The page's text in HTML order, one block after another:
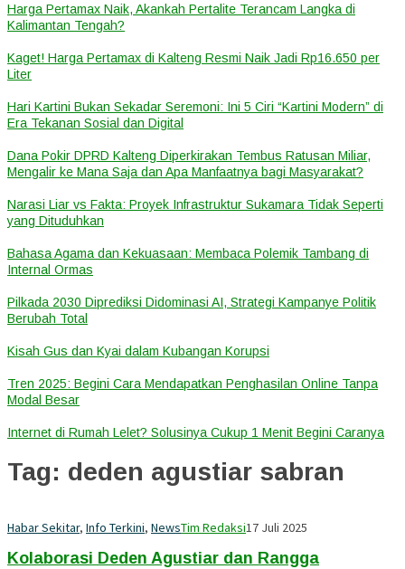
Harga Pertamax Naik, Akankah Pertalite Terancam Langka di
Kalimantan Tengah?
Kaget! Harga Pertamax di Kalteng Resmi Naik Jadi Rp16.650 per
Liter
Hari Kartini Bukan Sekadar Seremoni: Ini 5 Ciri “Kartini Modern” di
Era Tekanan Sosial dan Digital
Dana Pokir DPRD Kalteng Diperkirakan Tembus Ratusan Miliar,
Mengalir ke Mana Saja dan Apa Manfaatnya bagi Masyarakat?
Narasi Liar vs Fakta: Proyek Infrastruktur Sukamara Tidak Seperti
yang Dituduhkan
Bahasa Agama dan Kekuasaan: Membaca Polemik Tambang di
Internal Ormas
Pilkada 2030 Diprediksi Didominasi AI, Strategi Kampanye Politik
Berubah Total
Kisah Gus dan Kyai dalam Kubangan Korupsi
Tren 2025: Begini Cara Mendapatkan Penghasilan Online Tanpa
Modal Besar
Internet di Rumah Lelet? Solusinya Cukup 1 Menit Begini Caranya
Tag: deden agustiar sabran
Habar Sekitar, Info Terkini, NewsTim Redaksi17 Juli 2025
Kolaborasi Deden Agustiar dan Rangga